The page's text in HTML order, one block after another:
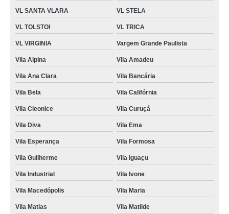
VL SANTA VLARA VL STELA
VL TOLSTOI VL TRICA
VL VIRGINIA Vargem Grande Paulista
Vila Alpina Vila Amadeu
Vila Ana Clara Vila Bancária
Vila Bela Vila Califórnia
Vila Cleonice Vila Curuçá
Vila Diva Vila Ema
Vila Esperança Vila Formosa
Vila Guilherme Vila Iguaçu
Vila Industrial Vila Ivone
Vila Macedópolis Vila Maria
Vila Matias Vila Matilde